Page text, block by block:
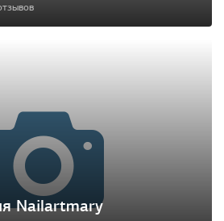
Nailartmary